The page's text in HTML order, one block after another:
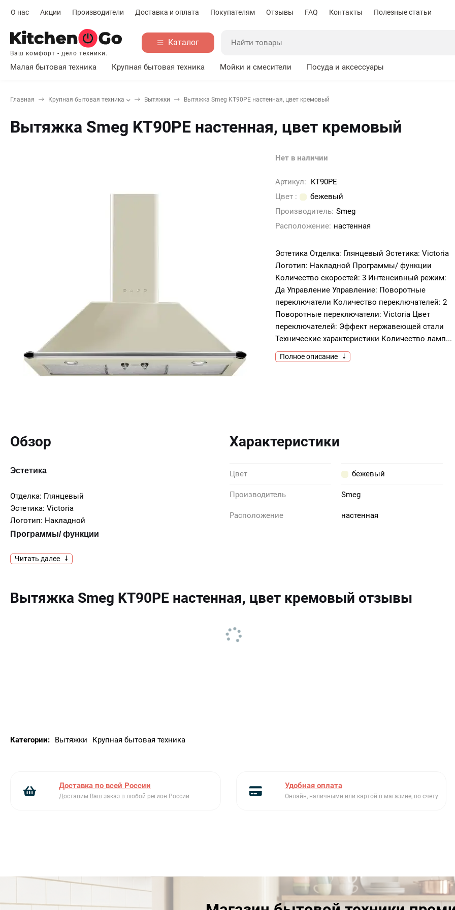
О нас Акции Производители Доставка и оплата Покупателям Отзывы FAQ Контакты Полезные статьи
Ваш комфорт - дело техники.
Каталог
Малая бытовая техника Крупная бытовая техника Мойки и смесители Посуда и аксессуары
Главная Крупная бытовая техника Вытяжки Вытяжка Smeg KT90PE настенная, цвет кремовый
Вытяжка Smeg KT90PE настенная, цвет кремовый
Нет в наличии
Артикул:
KT90PE
Цвет :
бежевый
Производитель: Smeg
Расположение: настенная
Эстетика Отделка: Глянцевый Эстетика: Victoria
Логотип: Накладной Программы/ функции
Количество скоростей: 3 Интенсивный режим:
Да Управление Управление: Поворотные
переключатели Количество переключателей: 2
Поворотные переключатели: Victoria Цвет
переключателей: Эффект нержавеющей стали
Технические характеристики Количество ламп...
Полное описание
Обзор
Эстетика
Отделка: Глянцевый
Эстетика: Victoria
Логотип: Накладной
Программы/ функции
Количество скоростей: 3
Шкала цветовой температуры света (°К): 3000 °K
Жироулавливающие фильтры: Алюминий
Диаметр воздуховода: 150 мм
Читать далее
Характеристики
Цвет бежевый
Производитель Smeg
Расположение настенная
Вытяжка Smeg KT90PE настенная, цвет кремовый отзывы
Категории: Вытяжки Крупная бытовая техника
Доставка по всей России
Доставим Ваш заказ в любой регион России
Удобная оплата
Онлайн, наличными или картой в магазине, по счету